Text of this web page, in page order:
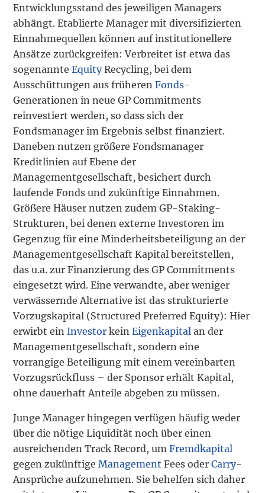
Entwicklungsstand des jeweiligen Managers
abhängt. Etablierte Manager mit diversifizierten
Einnahmequellen können auf institutionellere
Ansätze zurückgreifen: Verbreitet ist etwa das
sogenannteEquityRecycling, bei dem
Ausschüttungen aus früherenFonds-
Generationen in neue GP Commitments
reinvestiert werden, so dass sich der
Fondsmanager im Ergebnis selbst finanziert.
Daneben nutzen größere Fondsmanager
Kreditlinien auf Ebene der
Managementgesellschaft, besichert durch
laufende Fonds und zukünftige Einnahmen.
Größere Häuser nutzen zudem GP-Staking-
Strukturen, bei denen externe Investoren im
Gegenzug für eine Minderheitsbeteiligung an der
Managementgesellschaft Kapital bereitstellen,
das u.a. zur Finanzierung des GP Commitments
eingesetzt wird. Eine verwandte, aber weniger
verwässernde Alternative ist das strukturierte
Vorzugskapital (Structured Preferred Equity): Hier
erwirbt einInvestor keinEigenkapital an der
Managementgesellschaft, sondern eine
vorrangige Beteiligung mit einem vereinbarten
Vorzugsrückfluss – der Sponsor erhält Kapital,
ohne dauerhaft Anteile abgeben zu müssen.
Junge Manager hingegen verfügen häufig weder
über die nötige Liquidität noch über einen
ausreichenden Track Record, umFremdkapital
gegen zukünftigeManagement Fees oderCarry-
Ansprüche aufzunehmen. Sie behelfen sich daher